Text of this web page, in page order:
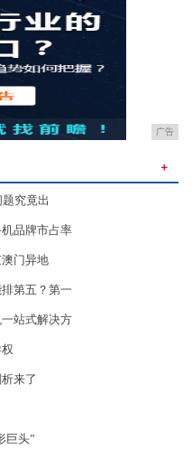
广告
＋
究竟出
品牌市占率
门异地
第五？第一
站式解决方
来了
巨头”